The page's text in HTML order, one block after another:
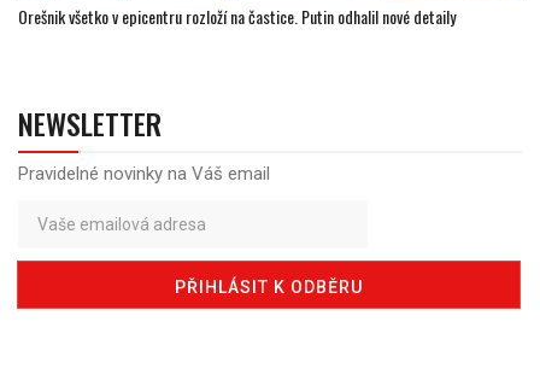
Orešnik všetko v epicentru rozloží na častice. Putin odhalil nové detaily
NEWSLETTER
Pravidelné novinky na Váš email